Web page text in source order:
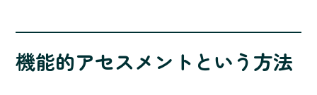
機能的アセスメントという方法